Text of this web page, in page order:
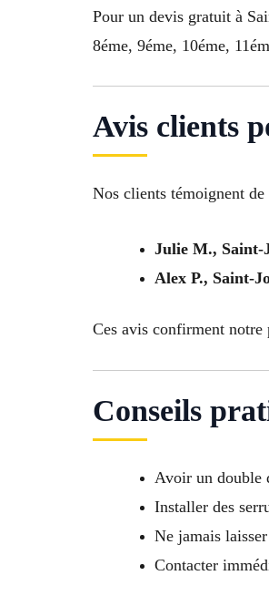
Pour un devis gratuit à
8éme, 9éme, 10éme,
Avis clients
Nos clients témoignent
Julie M., Saint-
Alex P., Saint-
Ces avis confirment notre
Conseils
Avoir un double
Installer des
Ne jamais
Contacter